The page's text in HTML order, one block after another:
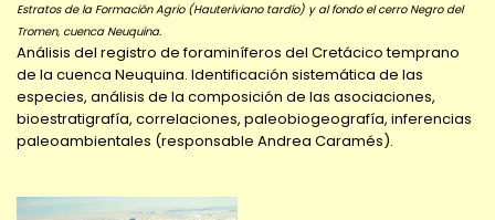
Estratos de la Formación Agrio (Hauteriviano tardío) y al fondo el cerro Negro del
Tromen, cuenca Neuquina.
Análisis del registro de foraminíferos del Cretácico temprano
de la cuenca Neuquina. Identificación sistemática de las
especies, análisis de la composición de las asociaciones,
bioestratigrafía, correlaciones, paleobiogeografía, inferencias
paleoambientales (responsable Andrea Caramés).